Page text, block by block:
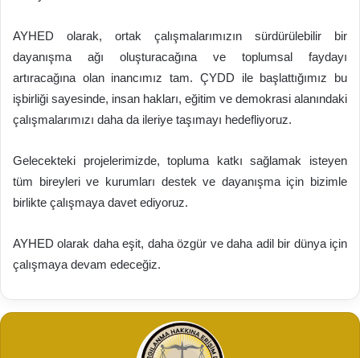
AYHED olarak, ortak çalışmalarımızın sürdürülebilir bir
dayanışma ağı oluşturacağına ve toplumsal faydayı
artıracağına olan inancımız tam. ÇYDD ile başlattığımız bu
işbirliği sayesinde, insan hakları, eğitim ve demokrasi alanındaki
çalışmalarımızı daha da ileriye taşımayı hedefliyoruz.
Gelecekteki projelerimizde, topluma katkı sağlamak isteyen
tüm bireyleri ve kurumları destek ve dayanışma için bizimle
birlikte çalışmaya davet ediyoruz.
AYHED olarak daha eşit, daha özgür ve daha adil bir dünya için
çalışmaya devam edeceğiz.